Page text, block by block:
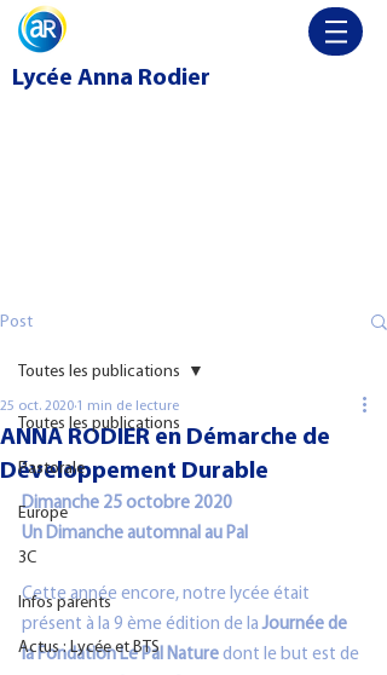
Lycée Anna Rodier
Post
Toutes les publications
Pastorale
Europe
3C
Infos parents
Actus : Lycée et BTS
Toutes les publications
ANNA RODIER en Démarche de
Développement Durable
25 oct. 2020 1 min de lecture
Dimanche 25 octobre 2020
Un Dimanche automnal au Pal
Cette année encore, notre lycée était
présent à la 9 ème édition de la Journée de
la Fondation Le Pal Nature dont le but est de